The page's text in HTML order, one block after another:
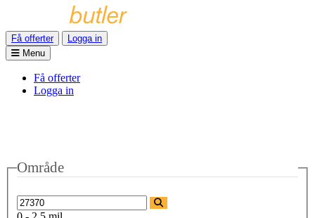
Få offerter
Logga in
Menu
Få offerter
Logga in
Område